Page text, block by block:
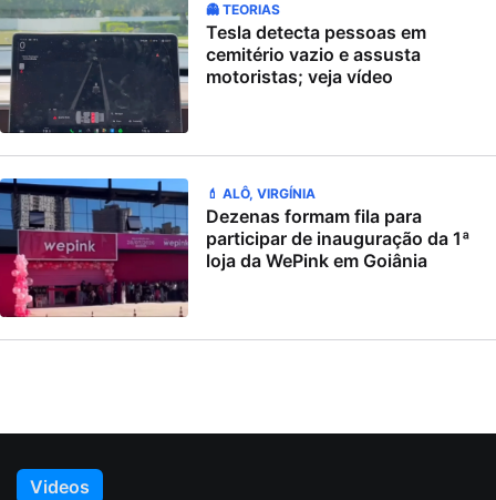
👻 TEORIAS
Tesla detecta pessoas em
cemitério vazio e assusta
motoristas; veja vídeo
💄 ALÔ, VIRGÍNIA
Dezenas formam fila para
participar de inauguração da 1ª
loja da WePink em Goiânia
Videos